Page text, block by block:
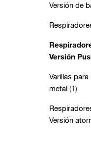
Versión de
Versión
Varillas
metal (1)
Versión